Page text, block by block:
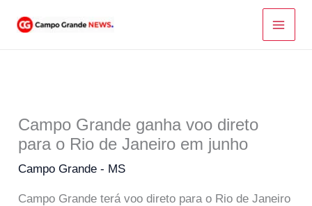
para
Campo Grande ganha voo direto
para o Rio de Janeiro em junho
Campo Grande - MS
Campo Grande terá voo direto para o Rio de Janeiro